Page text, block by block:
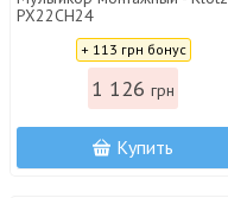
PX22CH24
+ 113 грн бонус
1 126 грн
Купить